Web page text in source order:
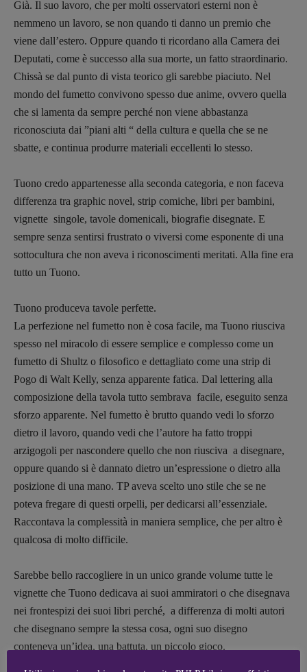
Stranimondi
Tornare a Ballard
Valerio Evangelisti
Vampirismi
Zong!
DIRETTRICE RESPONSABILE
Antonella Marrone
Walter Catalano,Giuseppe Costigliola,
Anna da Re,Roberto Derobertis,Elio
Grasso
Fabio Malagnini
Valentina
CONTATTI
recensioni:
Elio Grasso[eliovoyager@gmail.com]
Coordinamento Primo Piano
[michielin.elisabetta@gmail.com]
Coordinamento News in breve:
Anna da Re
[anna.dare.comunicazione@gmail. com]
Coordinamento Fumetti:
Fabio Malagnini
[fabio.malagnini@gmail.
com]
Valentina Marcoli
[valentina.marcoli@gmail.com]
Già. Il suo lavoro, che per molti osservatori esterni non è
nemmeno un lavoro, se non quando ti danno un premio che
viene dall’estero. Oppure quando ti ricordano alla Camera dei
Deputati, come è successo alla sua morte, un fatto straordinario.
Chissà se dal punto di vista teorico gli sarebbe piaciuto. Nel
mondo del fumetto convivono spesso due anime, ovvero quella
che si lamenta da sempre perché non viene abbastanza
riconosciuta dai ”piani alti “ della cultura e quella che se ne
sbatte, e continua produrre materiali eccellenti lo stesso.
Tuono credo appartenesse alla seconda categoria, e non faceva
differenza tra graphic novel, strip comiche, libri per bambini,
vignette singole, tavole domenicali, biografie disegnate. E
sempre senza sentirsi frustrato o viversi come esponente di una
sottocultura che non aveva i riconoscimenti meritati. Alla fine era
tutto un Tuono.
Tuono produceva tavole perfette.
La perfezione nel fumetto non è cosa facile, ma Tuono riusciva
spesso nel miracolo di essere semplice e complesso come un
fumetto di Shultz o filosofico e dettagliato come una strip di
Pogo di Walt Kelly, senza apparente fatica. Dal lettering alla
composizione della tavola tutto sembrava facile, eseguito senza
sforzo apparente. Nel fumetto è brutto quando vedi lo sforzo
dietro il lavoro, quando vedi che l’autore ha fatto troppi
arzigogoli per nascondere quello che non riusciva a disegnare,
oppure quando si è dannato dietro un’espressione o dietro alla
posizione di una mano. TP aveva scelto uno stile che se ne
poteva fregare di questi orpelli, per dedicarsi all’essenziale.
Raccontava la complessità in maniera semplice, che per altro è
qualcosa di molto difficile.
Sarebbe bello raccogliere in un unico grande volume tutte le
vignette che Tuono dedicava ai suoi ammiratori o che disegnava
nei frontespizi dei suoi libri perché, a differenza di molti autori
che disegnano sempre la stessa cosa, ogni suo disegno
conteneva un’idea, una battuta, un piccolo gioco.